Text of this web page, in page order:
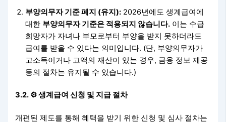
부양의무자 기준 폐지 (유지): 2026년에도 생계급여에
대한 부양의무자 기준은 적용되지 않습니다. 이는 수급
희망자가 자녀나 부모로부터 부양을 받지 못하더라도
급여를 받을 수 있다는 의미입니다. (단, 부양의무자가
고소득이거나 고액의 재산이 있는 경우, 금융 정보 제공
동의 절차는 유지될 수 있습니다.)
3.2. ⚙️ 생계급여 신청 및 지급 절차
개편된 제도를 통해 혜택을 받기 위한 신청 및 심사 절차는